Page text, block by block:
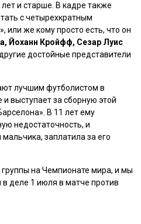
и старше. В кадре также
с четырехкратным
или же кому просто есть, что он
Йоханн Кройфф, Сезар Луис
достойные представители
лучшим футболистом в
выступает за сборную этой
В 11 лет ему
недостаточность, и
заплатила за его
на Чемпионате мира, и мы
деле 1 июля в матче против